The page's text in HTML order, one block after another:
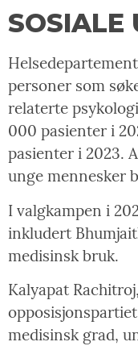
SOSIALE
personer som
relaterte
000 pasienter i
pasienter i 2023.
unge mennesker
I valgkampen i
inkludert
medisinsk bruk.
Kalyapat
medisinsk grad,